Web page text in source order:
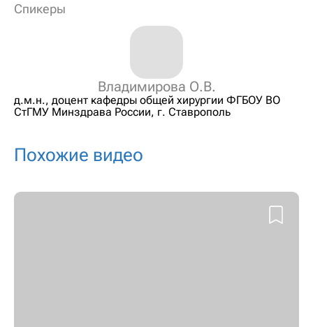
Спикеры
Владимирова О.В.
д.м.н., доцент кафедры общей хирургии ФГБОУ ВО
СтГМУ Минздрава России, г. Ставрополь
Похожие видео